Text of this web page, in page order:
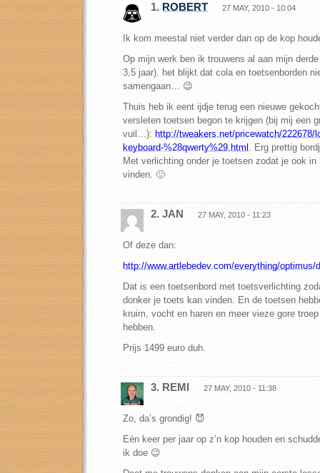
1. ROBERT 27 MAY, 2010 - 10:04
Ik kom meestal niet verder dan op de kop
Op mijn werk ben ik trouwens al aan mijn
3,5 jaar). het blijkt dat cola en toetsenborden
samengaan… 😉
Thuis heb ik eent ijdje terug een nieuwe
versleten toetsen begon te krijgen (bij mij een
vuil…): http://tweakers.net/pricewatch/222678/
keyboard-%28qwerty%29.html . Erg prettig
Met verlichting onder je toetsen zodat je ook
vinden. 🙂
2. JAN 27 MAY, 2010 - 11:23
Of deze dan:
http://www.artlebedev.com/everything/optimus/
Dat is een toetsenbord met toetsverlichting
donker je toets kan vinden. En de toetsen
kruim, vocht en haren en meer vieze gore
hebben.
Prijs 1499 euro duh.
3. REMI 27 MAY, 2010 - 11:38
Zo, da’s grondig! 😈
Eén keer per jaar op z’n kop houden en
ik doe 😉